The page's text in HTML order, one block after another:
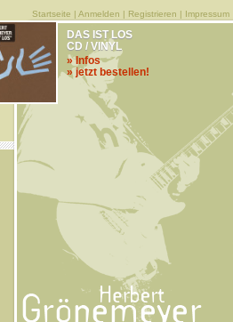
Startseite | Anmelden | Registrieren | Impressum
DAS IST LOS
CD / VINYL
» Infos
» jetzt bestellen!